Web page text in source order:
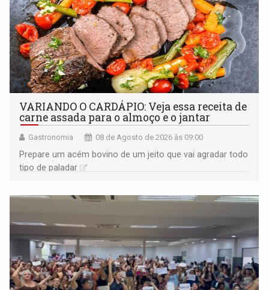
VARIANDO O CARDÁPIO: Veja essa receita de
carne assada para o almoço e o jantar
Gastronomia 08 de Agosto de 2026 às 09:00
Prepare um acém bovino de um jeito que vai agradar todo
tipo de paladar